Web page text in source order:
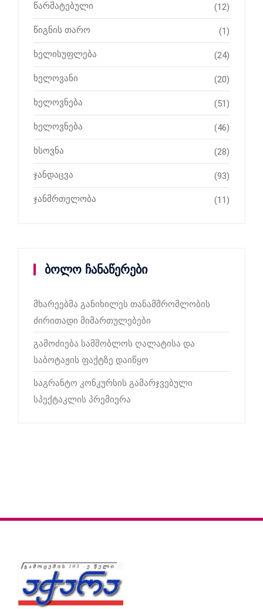
წარმატებული (12)
წიგნის თარო (1)
ხელისუფლება (24)
ხელოვანი (20)
ხელოვნება (51)
ხელოვნება (46)
ხსოვნა (28)
ჯანდაცვა (93)
ჯანმრთელობა (11)
ბოლო ჩანაწერები
მხარეებმა განიხილეს თანამშრომლობის
ძირითადი მიმართულებები
გამოძიება სამშობლოს ღალატისა და
საბოტაჟის ფაქტზე დაიწყო
საგრანტო კონკურსის გამარჯვებული
სპექტაკლის პრემიერა